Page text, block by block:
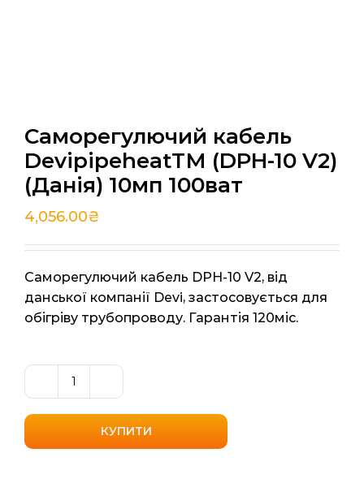
Саморегулючий кабель
DevipipeheatТМ (DPH-10 V2)
(Данія) 10мп 100ват
4,056.00₴
Саморегулючий кабель DPH-10 V2, від
данської компанії Devi, застосовується для
обігріву трубопроводу. Гарантія 120міс.
Саморегулючий
кабель
DevipipeheatТМ
(DPH-
КУПИТИ